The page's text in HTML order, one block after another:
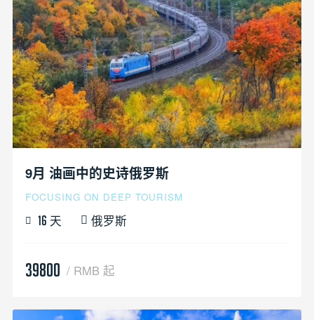
9月 油画中的史诗俄罗斯
FOCUSING ON DEEP TOURISM
16 天 俄罗斯
39800 / RMB 起